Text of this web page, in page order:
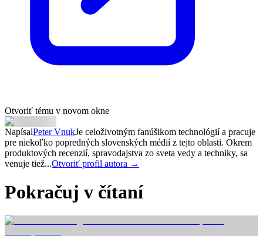
Otvoriť tému v novom okne
NapísalPeter VnukJe celoživotným fanúšikom technológií a pracuje
pre niekoľko popredných slovenských médií z tejto oblasti. Okrem
produktových recenzií, spravodajstva zo sveta vedy a techniky, sa
venuje tiež...Otvoriť profil autora →
Pokračuj v čítaní